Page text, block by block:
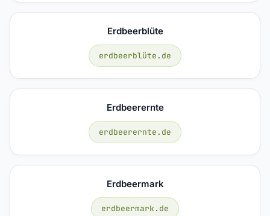
Erdbeerblüte
erdbeerblüte.de
Erdbeerernte
erdbeerernte.de
Erdbeermark
erdbeermark.de